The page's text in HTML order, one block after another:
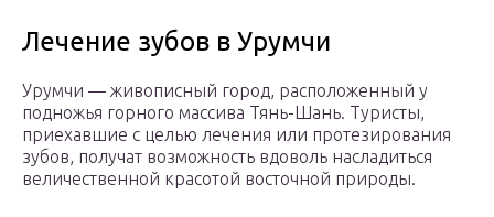
Лечение зубов в Урумчи
Урумчи — живописный город, расположенный у
подножья горного массива Тянь-Шань. Туристы,
приехавшие с целью лечения или протезирования
зубов, получат возможность вдоволь насладиться
величественной красотой восточной природы.